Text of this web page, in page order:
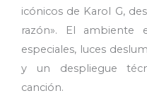
icónicos de Karol G,
razón». El ambiente
especiales, luces
y un despliegue
canción.